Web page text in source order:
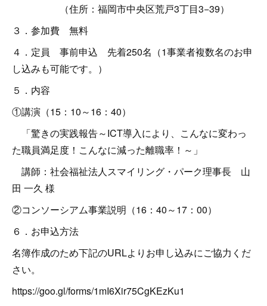
（住所：福岡市中央区荒戸3丁目3−39）
３．参加費 無料
４．定員 事前申込 先着250名（1事業者複数名のお申
し込みも可能です。）
５．内容
①講演（15：10～16：40）
「驚きの実践報告～ICT導入により、こんなに変わっ
た職員満足度！こんなに減った離職率！～」
講師：社会福祉法人スマイリング・パーク理事長 山
田 一久 様
②コンソーシアム事業説明（16：40～17：00）
６．お申込方法
名簿作成のため下記のURLよりお申し込みにご協力くだ
さい。
https://goo.gl/forms/1mI6Xir75CgKEzKu1